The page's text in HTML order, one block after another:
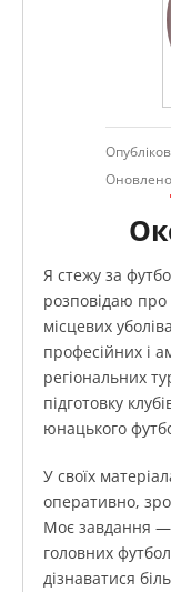
Оновлено
Я стежу за
розповідаю про
місцевих
професійних і
регіональних
підготовку
юнацького
У своїх
оперативно,
Моє завдання —
головних
дізнаватися